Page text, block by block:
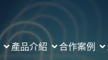
產品介紹 合作案例